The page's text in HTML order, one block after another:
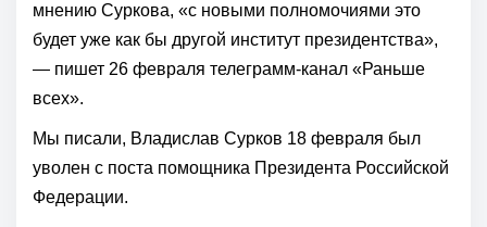
мнению Суркова, «с новыми полномочиями это
будет уже как бы другой институт президентства»,
— пишет 26 февраля телеграмм-канал «Раньше
всех».
Мы писали, Владислав Сурков 18 февраля был
уволен с поста помощника Президента Российской
Федерации.